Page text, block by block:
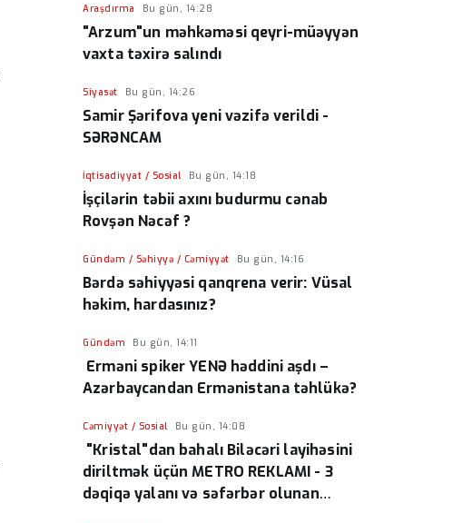
Araşdırma Bu gün, 14:28
"Arzum"un məhkəməsi qeyri-müəyyən
vaxta təxirə salındı
Siyasət Bu gün, 14:26
Samir Şərifova yeni vəzifə verildi -
SƏRƏNCAM
İqtisadiyyat / Sosial Bu gün, 14:18
İşçilərin təbii axını budurmu cənab
Rovşən Nəcəf ?
Gündəm / Səhiyyə / Cəmiyyət Bu gün, 14:16
Bərdə səhiyyəsi qanqrena verir: Vüsal
həkim, hardasınız?
Gündəm Bu gün, 14:11
Erməni spiker YENƏ həddini aşdı –
Azərbaycandan Ermənistana təhlükə?
Cəmiyyət / Sosial Bu gün, 14:08
"Kristal"dan bahalı Biləcəri layihəsini
diriltmək üçün METRO REKLAMI - 3
dəqiqə yalanı və səfərbər olunan